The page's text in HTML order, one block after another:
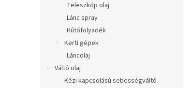
Teleszkóp olaj
Lánc spray
Hűtőfolyadék
Kerti gépek
Láncolaj
Váltó olaj
Kézi kapcsolású sebességváltó